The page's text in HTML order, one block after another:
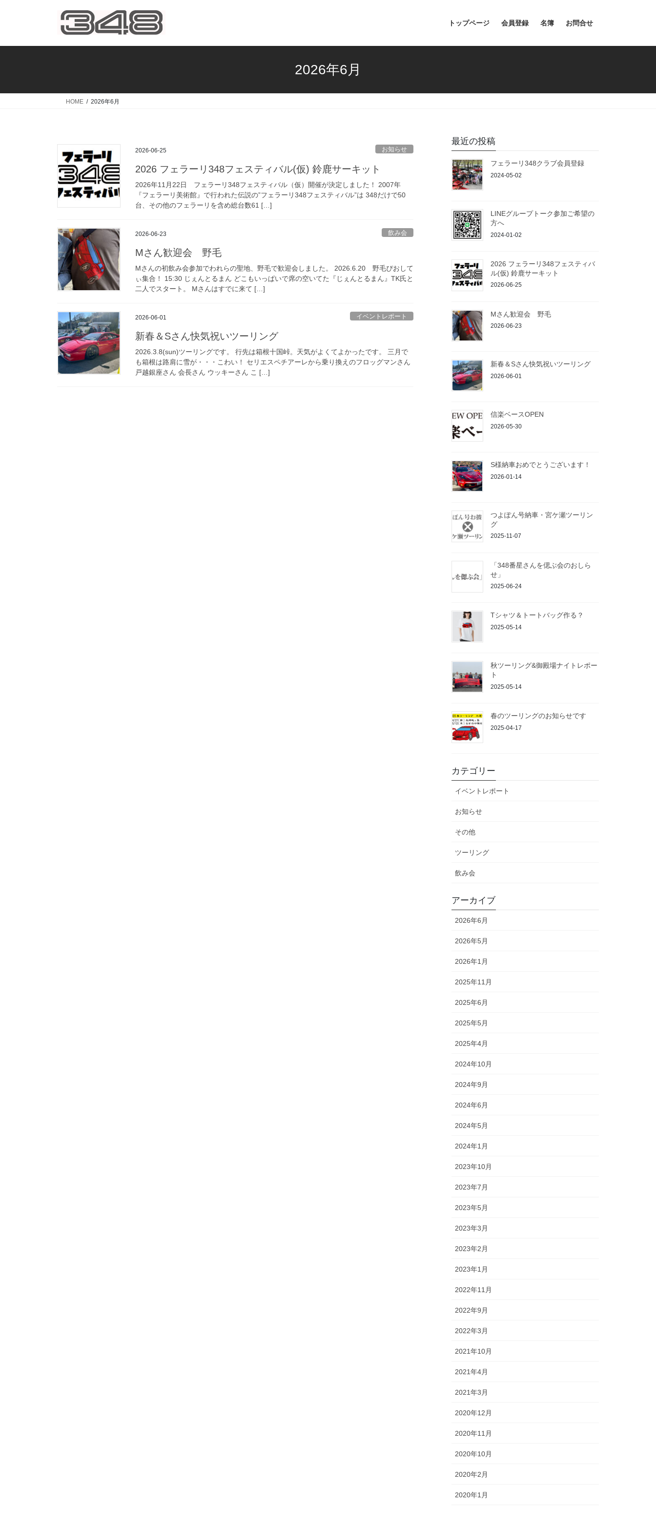
トップページ 会員登録 名簿 お問合せ
2026年6月
HOME 2026年6月
2026-06-25 お知らせ
2026 フェラーリ348フェスティバル(仮) 鈴鹿サーキット
2026年11月22日 フェラーリ348フェスティバル（仮）開催が決定しました！ 2007年
『フェラーリ美術館』で行われた伝説の”フェラーリ348フェスティバル”は 348だけで50
台、その他のフェラーリを含め総台数61 […]
2026-06-23 飲み会
Mさん歓迎会 野毛
Mさんの初飲み会参加でわれらの聖地、野毛で歓迎会しました。 2026.6.20 野毛ぴおして
ぃ集合！ 15:30 じぇんとるまん どこもいっぱいで席の空いてた『じぇんとるまん』TK氏と
二人でスタート。 Mさんはすでに来て […]
2026-06-01 イベントレポート
新春＆Sさん快気祝いツーリング
2026.3.8(sun)ツーリングです。 行先は箱根十国峠。天気がよくてよかったです。 三月で
も箱根は路肩に雪が・・・こわい！ セリエスペチアーレから乗り換えのフロッグマンさん
戸越銀座さん 会長さん ウッキーさん こ […]
最近の投稿
フェラーリ348クラブ会員登録
2024-05-02
LINEグループトーク参加ご希望の
方へ
2024-01-02
2026 フェラーリ348フェスティバ
ル(仮) 鈴鹿サーキット
2026-06-25
Mさん歓迎会 野毛
2026-06-23
新春＆Sさん快気祝いツーリング
2026-06-01
信楽ベースOPEN
2026-05-30
S様納車おめでとうございます！
2026-01-14
つよぽん号納車・宮ケ瀬ツーリン
グ
2025-11-07
「348番星さんを偲ぶ会のおしら
せ」
2025-06-24
Tシャツ＆トートバッグ作る？
2025-05-14
秋ツーリング&御殿場ナイトレポー
ト
2025-05-14
春のツーリングのお知らせです
2025-04-17
カテゴリー
イベントレポート
お知らせ
その他
ツーリング
飲み会
アーカイブ
2026年6月
2026年5月
2026年1月
2025年11月
2025年6月
2025年5月
2025年4月
2024年10月
2024年9月
2024年6月
2024年5月
2024年1月
2023年10月
2023年7月
2023年5月
2023年3月
2023年2月
2023年1月
2022年11月
2022年9月
2022年3月
2021年10月
2021年4月
2021年3月
2020年12月
2020年11月
2020年10月
2020年2月
2020年1月